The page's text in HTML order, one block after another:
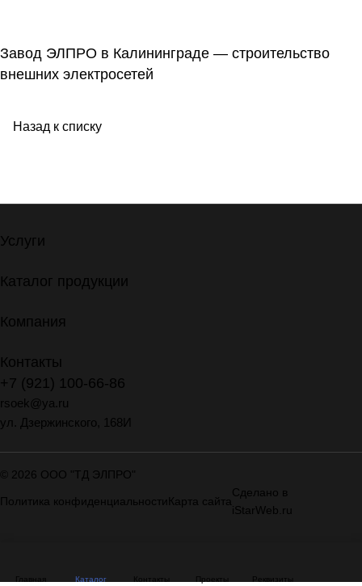
Завод ЭЛПРО в Калининграде — строительство
внешних электросетей
Назад к списку
Услуги
Каталог продукции
Компания
Контакты
+7 (921) 100-66-86
rsoek@ya.ru
ул. Дзержинского, 168И
© 2026 ООО "ТД ЭЛПРО"
Политика конфиденциальности Карта сайта
Сделано в
iStarWeb.ru
Главная Каталог Контакты Проекты Реквизиты